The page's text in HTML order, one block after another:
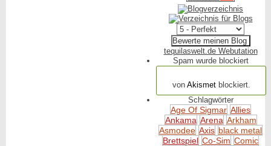
tequilaswelt.de Webutation
Spam wurde blockiert
von Akismetblockiert.
Schlagwörter
Age Of Sigmar Allies
Ankama Arena Arkham
Asmodee Axis black metal
Brettspiel Co-Sim Comic